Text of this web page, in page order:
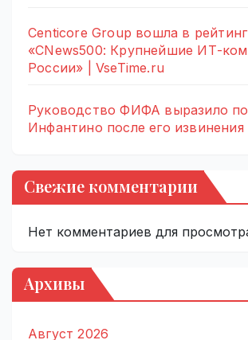
Centicore Group вошла в рейтинг
«CNews500: Крупнейшие ИТ-
России» | VseTime.ru
Руководство ФИФА выразило
Инфантино после его извинения
Свежие комментарии
Нет комментариев для
Архивы
Август 2026